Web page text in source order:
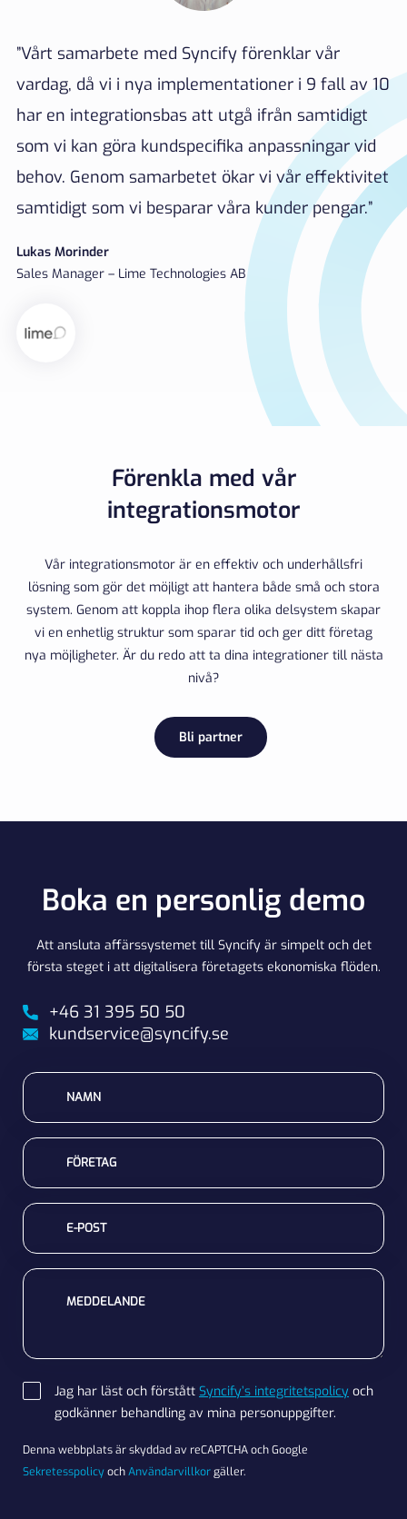
”Vårt samarbete med Syncify förenklar vår
vardag, då vi i nya implementationer i 9 fall av 10
har en integrationsbas att utgå ifrån samtidigt
som vi kan göra kundspecifika anpassningar vid
behov. Genom samarbetet ökar vi vår effektivitet
samtidigt som vi besparar våra kunder pengar.”
Lukas Morinder
Sales Manager – Lime Technologies AB
Förenkla med vår
integrationsmotor
Vår integrationsmotor är en effektiv och underhållsfri
lösning som gör det möjligt att hantera både små och stora
system. Genom att koppla ihop flera olika delsystem skapar
vi en enhetlig struktur som sparar tid och ger ditt företag
nya möjligheter. Är du redo att ta dina integrationer till nästa
nivå?
Bli partner
Boka en personlig demo
Att ansluta affärssystemet till Syncify är simpelt och det
första steget i att digitalisera företagets ekonomiska flöden.
+46 31 395 50 50
kundservice@syncify.se
NAMN
FÖRETAG
E-POST
MEDDELANDE
SAMTYCKE
Jag har läst och förstått Syncify’s integritetspolicy och
godkänner behandling av mina personuppgifter.
Denna webbplats är skyddad av reCAPTCHA och Google
SekretesspolicyochAnvändarvillkorgäller.